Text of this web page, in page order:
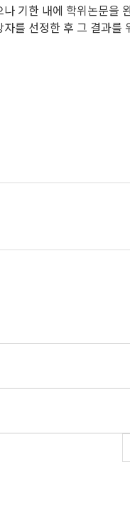
기한 내에 학위논문을
를 선정한 후 그 결과